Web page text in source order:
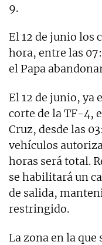
9.
El 12 de junio los
hora, entre las
el Papa
El 12 de junio, ya
corte de la TF-4,
Cruz, desde las
vehículos
horas será total.
se habilitará un
de salida,
restringido.
La zona en la